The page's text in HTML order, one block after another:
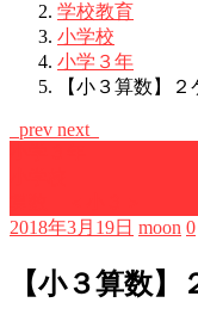
学校教育
小学校
小学３年
【小３算数】
prev next
2018年3月19日 moon 0
【小３算数